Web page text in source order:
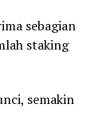
sebagian
staking
semakin